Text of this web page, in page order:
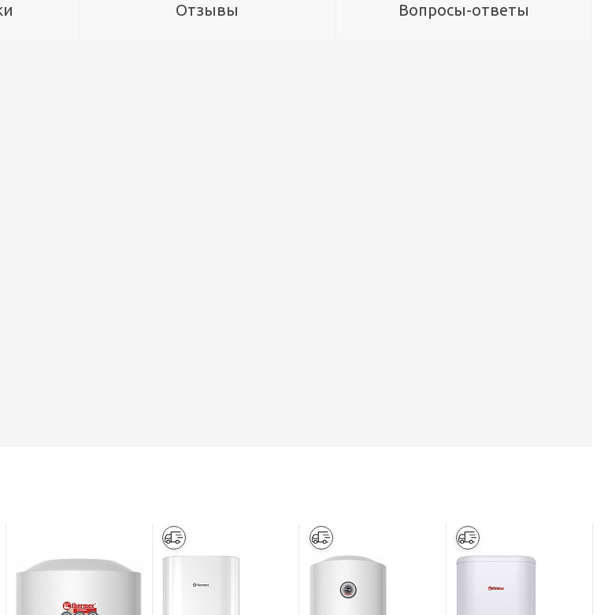
Отзывы Вопросы-ответы